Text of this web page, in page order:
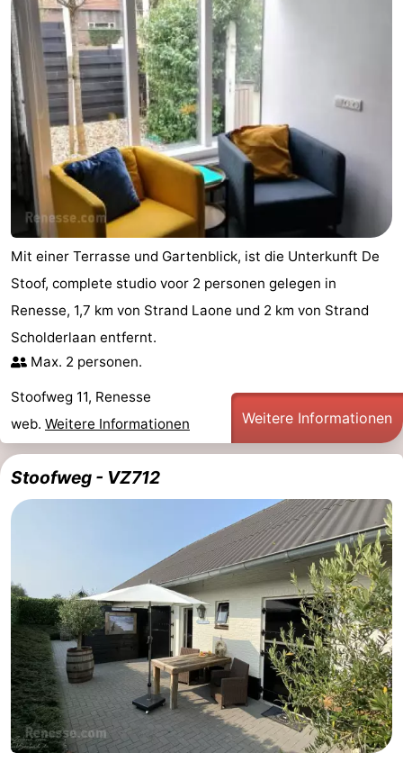
Mit einer Terrasse und Gartenblick, ist die Unterkunft De
Stoof, complete studio voor 2 personen gelegen in
Renesse, 1,7 km von Strand Laone und 2 km von Strand
Scholderlaan entfernt.
Max. 2 personen.
Stoofweg 11, Renesse
web. Weitere Informationen Weitere Informationen
Stoofweg - VZ712